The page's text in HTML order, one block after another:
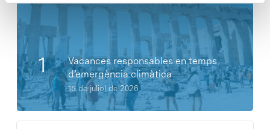
Vacances responsables en temps
d’emergència climàtica
15 de juliol de 2026